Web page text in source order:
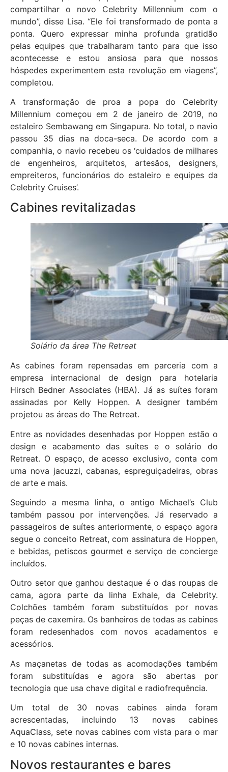
compartilhar o novo Celebrity Millennium com o
mundo”, disse Lisa. “Ele foi transformado de ponta a
ponta. Quero expressar minha profunda gratidão
pelas equipes que trabalharam tanto para que isso
acontecesse e estou ansiosa para que nossos
hóspedes experimentem esta revolução em viagens”,
completou.
A transformação de proa a popa do Celebrity
Millennium começou em 2 de janeiro de 2019, no
estaleiro Sembawang em Singapura. No total, o navio
passou 35 dias na doca-seca. De acordo com a
companhia, o navio recebeu os ‘cuidados de milhares
de engenheiros, arquitetos, artesãos, designers,
empreiteros, funcionários do estaleiro e equipes da
Celebrity Cruises’.
Cabines revitalizadas
Solário da área The Retreat
As cabines foram repensadas em parceria com a
empresa internacional de design para hotelaria
Hirsch Bedner Associates (HBA). Já as suítes foram
assinadas por Kelly Hoppen. A designer também
projetou as áreas do The Retreat.
Entre as novidades desenhadas por Hoppen estão o
design e acabamento das suítes e o solário do
Retreat. O espaço, de acesso exclusivo, conta com
uma nova jacuzzi, cabanas, espreguiçadeiras, obras
de arte e mais.
Seguindo a mesma linha, o antigo Michael’s Club
também passou por intervenções. Já reservado a
passageiros de suítes anteriormente, o espaço agora
segue o conceito Retreat, com assinatura de Hoppen,
e bebidas, petiscos gourmet e serviço de concierge
incluídos.
Outro setor que ganhou destaque é o das roupas de
cama, agora parte da linha Exhale, da Celebrity.
Colchões também foram substituídos por novas
peças de caxemira. Os banheiros de todas as cabines
foram redesenhados com novos acadamentos e
acessórios.
As maçanetas de todas as acomodações também
foram substituídas e agora são abertas por
tecnologia que usa chave digital e radiofrequência.
Um total de 30 novas cabines ainda foram
acrescentadas, incluindo 13 novas cabines
AquaClass, sete novas cabines com vista para o mar
e 10 novas cabines internas.
Novos restaurantes e bares